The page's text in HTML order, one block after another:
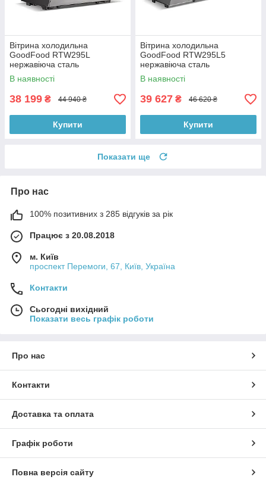
Вітрина холодильна
GoodFood RTW295L
нержавіюча сталь
В наявності
38 199 ₴ 44 940 ₴
Купити
Вітрина холодильна
GoodFood RTW295L5
нержавіюча сталь
В наявності
39 627 ₴ 46 620 ₴
Купити
Показати ще
Про нас
100% позитивних з 285 відгуків за рік
Працює з 20.08.2018
м. Київ
проспект Перемоги, 67, Київ, Україна
Контакти
Сьогодні вихідний
Показати весь графік роботи
Про нас
Контакти
Доставка та оплата
Графік роботи
Повна версія сайту